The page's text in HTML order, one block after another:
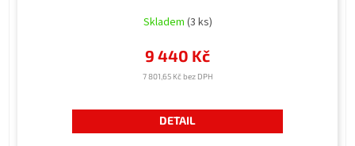
Skladem (3 ks)
7 801,65 Kč bez DPH
9 440 Kč
DETAIL